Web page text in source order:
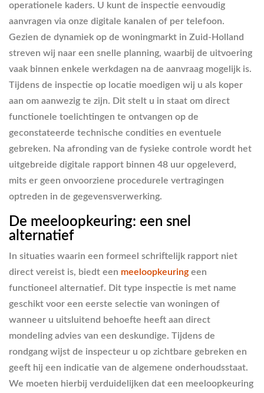
operationele kaders. U kunt de inspectie eenvoudig
aanvragen via onze digitale kanalen of per telefoon.
Gezien de dynamiek op de woningmarkt in Zuid-Holland
streven wij naar een snelle planning, waarbij de uitvoering
vaak binnen enkele werkdagen na de aanvraag mogelijk is.
Tijdens de inspectie op locatie moedigen wij u als koper
aan om aanwezig te zijn. Dit stelt u in staat om direct
functionele toelichtingen te ontvangen op de
geconstateerde technische condities en eventuele
gebreken. Na afronding van de fysieke controle wordt het
uitgebreide digitale rapport binnen 48 uur opgeleverd,
mits er geen onvoorziene procedurele vertragingen
optreden in de gegevensverwerking.
De meeloopkeuring: een snel
alternatief
In situaties waarin een formeel schriftelijk rapport niet
direct vereist is, biedt een meeloopkeuring een
functioneel alternatief. Dit type inspectie is met name
geschikt voor een eerste selectie van woningen of
wanneer u uitsluitend behoefte heeft aan direct
mondeling advies van een deskundige. Tijdens de
rondgang wijst de inspecteur u op zichtbare gebreken en
geeft hij een indicatie van de algemene onderhoudsstaat.
We moeten hierbij verduidelijken dat een meeloopkeuring